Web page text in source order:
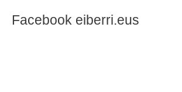
Facebook eiberri.eus